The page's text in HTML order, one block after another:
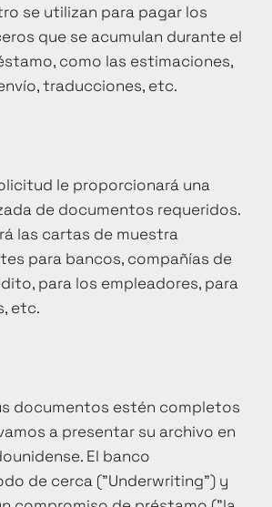
se utilizan para pagar los
que se acumulan durante el
como las estimaciones,
traducciones, etc.
le proporcionará una
de documentos requeridos.
las cartas de muestra
para bancos, compañías de
para los empleadores, para
etc.
documentos estén completos
a presentar su archivo en
El banco
de cerca ("Underwriting") y